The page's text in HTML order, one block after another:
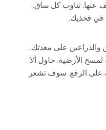
عنها. تناوب كل ساق.
في فخذيك.
والذراعين على معدتك.
لمسح الأرضية. حاول ألا
على الرفع. سوف تشعر